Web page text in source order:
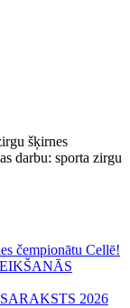
šķirnes
darbu: sporta zirgu
čempionātu Cellē!
2026